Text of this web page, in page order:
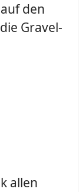
den
Gravel-
allen